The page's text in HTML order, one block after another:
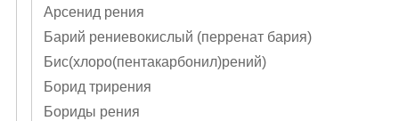
Арсенид рения
Барий рениевокислый (перренат бария)
Бис(хлоро(пентакарбонил)рений)
Борид трирения
Бориды рения